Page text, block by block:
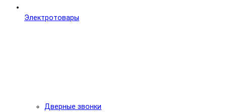
Электротовары
Дверные звонки